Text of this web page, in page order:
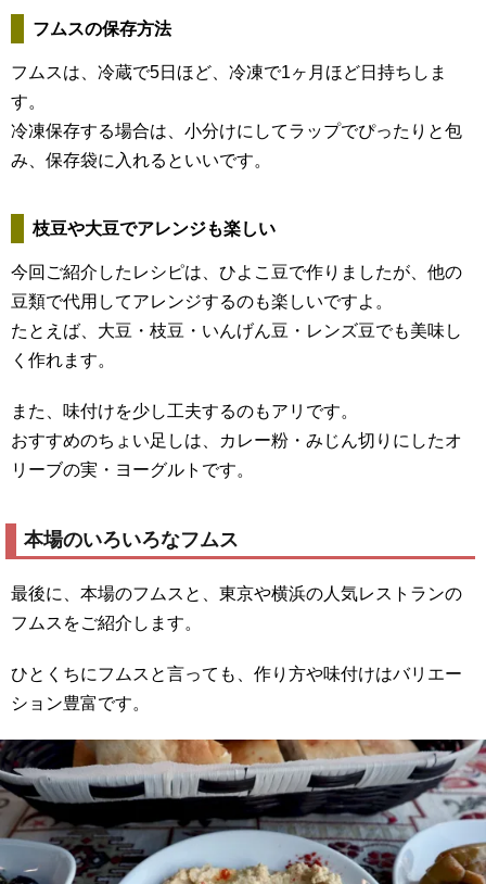
フムスの保存方法
フムスは、冷蔵で5日ほど、冷凍で1ヶ月ほど日持ちしま
す。
冷凍保存する場合は、小分けにしてラップでぴったりと包
み、保存袋に入れるといいです。
枝豆や大豆でアレンジも楽しい
今回ご紹介したレシピは、ひよこ豆で作りましたが、他の
豆類で代用してアレンジするのも楽しいですよ。
たとえば、大豆・枝豆・いんげん豆・レンズ豆でも美味し
く作れます。
また、味付けを少し工夫するのもアリです。
おすすめのちょい足しは、カレー粉・みじん切りにしたオ
リーブの実・ヨーグルトです。
本場のいろいろなフムス
最後に、本場のフムスと、東京や横浜の人気レストランの
フムスをご紹介します。
ひとくちにフムスと言っても、作り方や味付けはバリエー
ション豊富です。